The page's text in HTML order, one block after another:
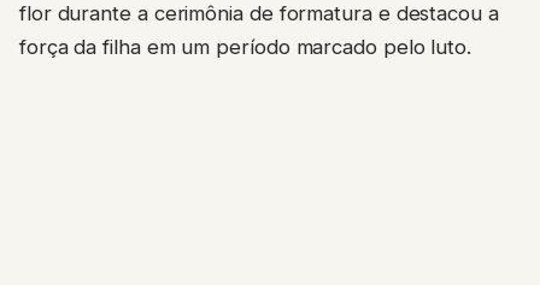
flor durante a cerimônia de formatura e destacou a
força da filha em um período marcado pelo luto.